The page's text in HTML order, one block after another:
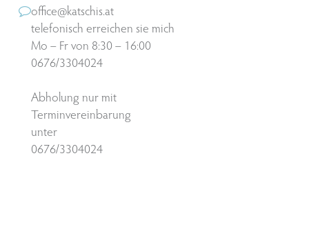
office@katschis.at
telefonisch erreichen sie mich
Mo – Fr von 8:30 – 16:00
0676/3304024
Abholung nur mit
Terminvereinbarung
unter
0676/3304024